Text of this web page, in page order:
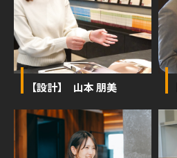
【設計】 山本 朋美